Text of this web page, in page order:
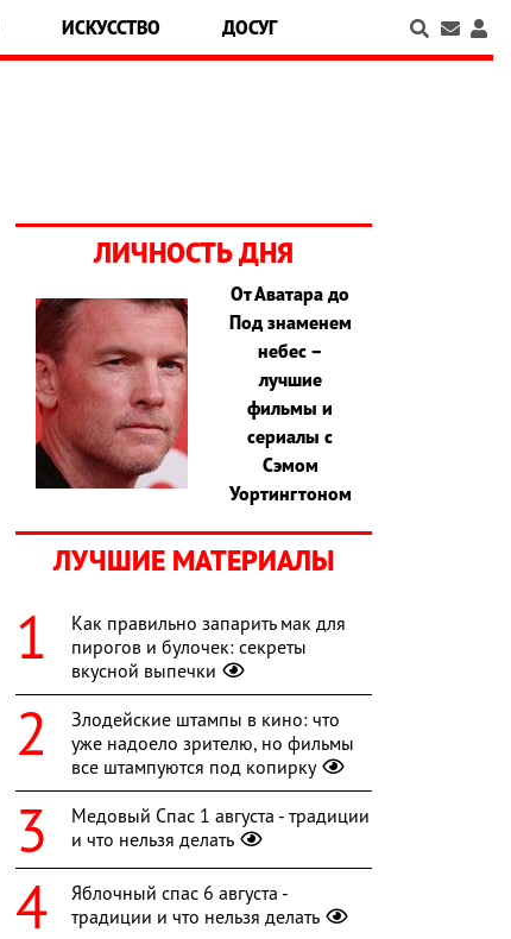
ИСКУССТВО ДОСУГ
ЛИЧНОСТЬ ДНЯ
От Аватара до
Под знаменем
небес –
лучшие
фильмы и
сериалы с
Сэмом
Уортингтоном
ЛУЧШИЕ МАТЕРИАЛЫ
Как правильно запарить мак для
пирогов и булочек: секреты
вкусной выпечки
Злодейские штампы в кино: что
уже надоело зрителю, но фильмы
все штампуются под копирку
Медовый Спас 1 августа - традиции
и что нельзя делать
Яблочный спас 6 августа -
традиции и что нельзя делать